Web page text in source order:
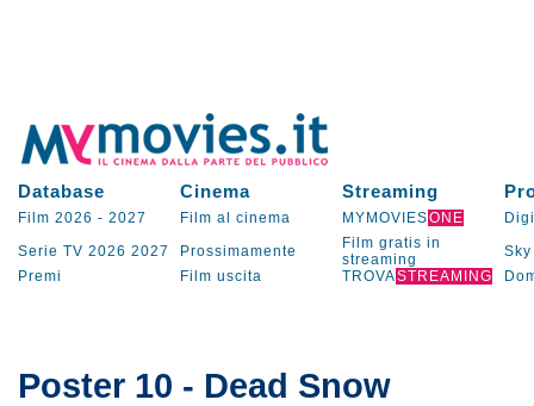
Database Cinema Streaming
Film 2026 - 2027 Film al cinema MYMOVIESONE
Serie TV 2026 2027 Prossimamente
Film gratis in
streaming
Sky
Premi
Film uscita TROVASTREAMING
Poster 10 - Dead Snow